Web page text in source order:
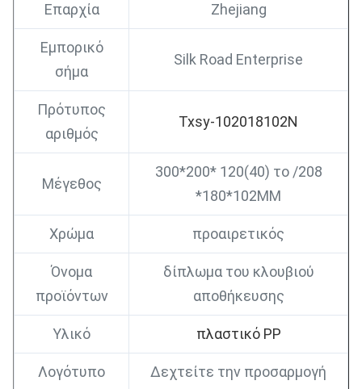
Επαρχία Zhejiang
Εμπορικό
σήμα
Silk Road Enterprise
Πρότυπος
αριθμός
Txsy-102018102N
Μέγεθος
300*200* 120(40) το /208
*180*102MM
Χρώμα προαιρετικός
Όνομα
προϊόντων
δίπλωμα του κλουβιού
αποθήκευσης
Υλικό πλαστικό PP
Λογότυπο Δεχτείτε την προσαρμογή